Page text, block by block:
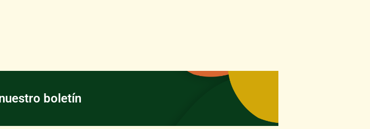
boletín